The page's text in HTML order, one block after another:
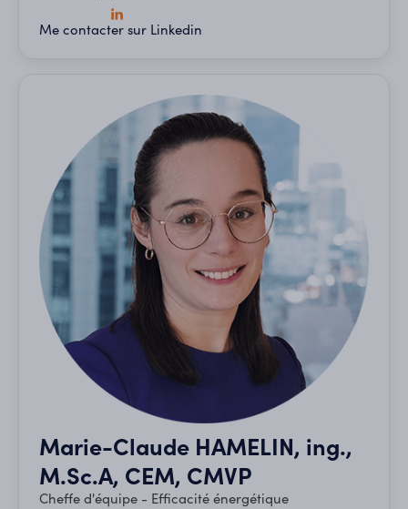
Me contacter sur Linkedin
Marie-Claude HAMELIN, ing.,
M.Sc.A, CEM, CMVP
Cheffe d'équipe - Efficacité énergétique